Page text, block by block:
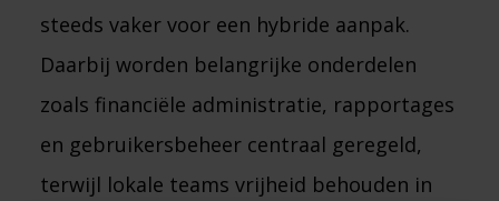
steeds vaker voor een hybride aanpak.
Daarbij worden belangrijke onderdelen
zoals financiële administratie, rapportages
en gebruikersbeheer centraal geregeld,
terwijl lokale teams vrijheid behouden in